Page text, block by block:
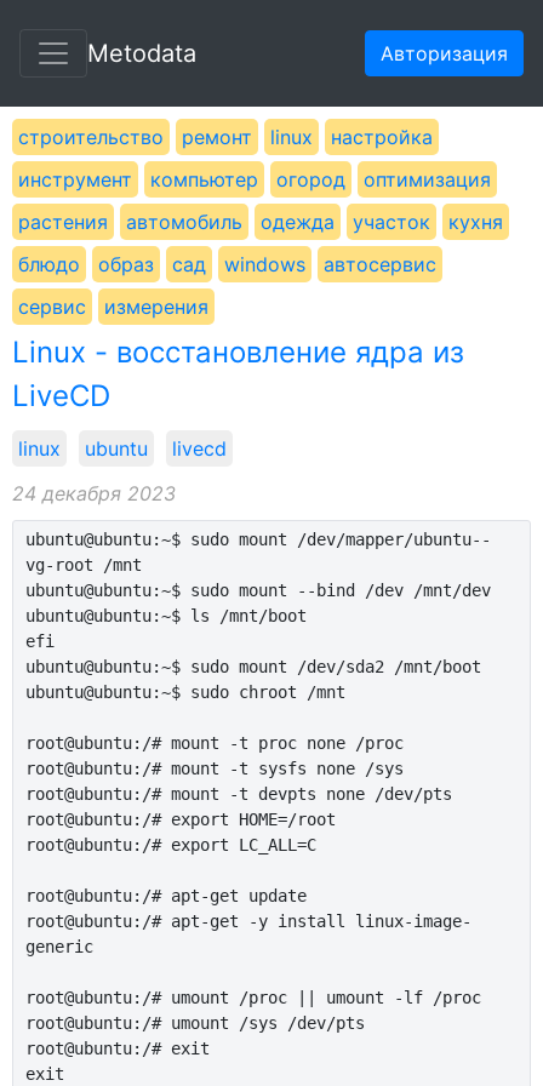
Metodata Авторизация
строительство ремонт linux
настройка
инструмент
компьютер огород
оптимизация
растения
автомобиль одежда участок
кухня
блюдо
образ сад windows
автосервис
сервис
измерения
Linux - восстановление ядра из
LiveCD
linux ubuntu
livecd
24 декабря 2023
ubuntu@ubuntu:~$ sudo mount /dev/mapper/ubuntu--
vg-root /mnt
ubuntu@ubuntu:~$ sudo mount --bind /dev /mnt/dev
ubuntu@ubuntu:~$ ls /mnt/boot
efi
ubuntu@ubuntu:~$ sudo mount /dev/sda2 /mnt/boot
ubuntu@ubuntu:~$ sudo chroot /mnt
root@ubuntu:/# mount -t proc none /proc
root@ubuntu:/# mount -t sysfs none /sys
root@ubuntu:/# mount -t devpts none /dev/pts
root@ubuntu:/# export HOME=/root
root@ubuntu:/# export LC_ALL=C
root@ubuntu:/# apt-get update
root@ubuntu:/# apt-get -y install linux-image-
generic
root@ubuntu:/# umount /proc || umount -lf /proc
root@ubuntu:/# umount /sys /dev/pts
root@ubuntu:/# exit
exit